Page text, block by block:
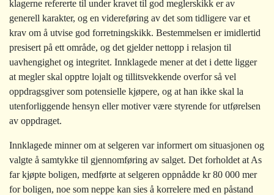
klagerne refererte til under kravet til god meglerskikk er av
generell karakter, og en videreføring av det som tidligere var et
krav om å utvise god forretningskikk. Bestemmelsen er imidlertid
presisert på ett område, og det gjelder nettopp i relasjon til
uavhengighet og integritet. Innklagede mener at det i dette ligger
at megler skal opptre lojalt og tillitsvekkende overfor så vel
oppdragsgiver som potensielle kjøpere, og at han ikke skal la
utenforliggende hensyn eller motiver være styrende for utførelsen
av oppdraget.
Innklagede minner om at selgeren var informert om situasjonen og
valgte å samtykke til gjennomføring av salget. Det forholdet at As
far kjøpte boligen, medførte at selgeren oppnådde kr 80 000 mer
for boligen, noe som neppe kan sies å korrelere med en påstand